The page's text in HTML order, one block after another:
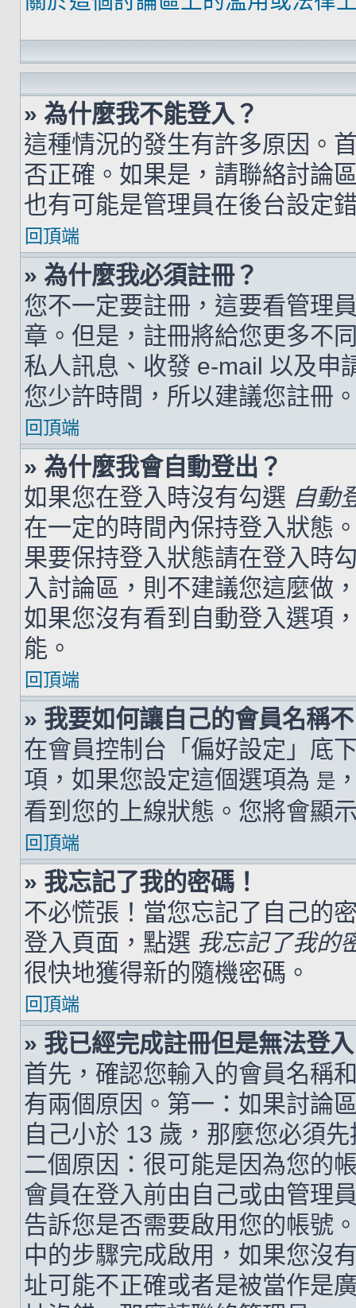
» 為什麼我不能登入？
這種情況的發生有許多原因。
否正確。如果是，請聯絡討論
也有可能是管理員在後台設定
回頂端
» 為什麼我必須註冊？
您不一定要註冊，這要看管理
章。但是，註冊將給您更多不
私人訊息、收發 e-mail 以及申
您少許時間，所以建議您註冊
回頂端
» 為什麼我會自動登出？
如果您在登入時沒有勾選 自動
在一定的時間內保持登入狀態
果要保持登入狀態請在登入時
入討論區，則不建議您這麼做
如果您沒有看到自動登入選項
能。
回頂端
» 我要如何讓自己的會員名稱
在會員控制台「偏好設定」底
項，如果您設定這個選項為 是
看到您的上線狀態。您將會顯
回頂端
» 我忘記了我的密碼！
不必慌張！當您忘記了自己的
登入頁面，點選 我忘記了我的
很快地獲得新的隨機密碼。
回頂端
» 我已經完成註冊但是無法登
首先，確認您輸入的會員名稱
有兩個原因。第一：如果討論
自己小於 13 歲，那麼您必須
二個原因：很可能是因為您的
會員在登入前由自己或由管理
告訴您是否需要啟用您的帳號
中的步驟完成啟用，如果您沒
址可能不正確或者是被當作是